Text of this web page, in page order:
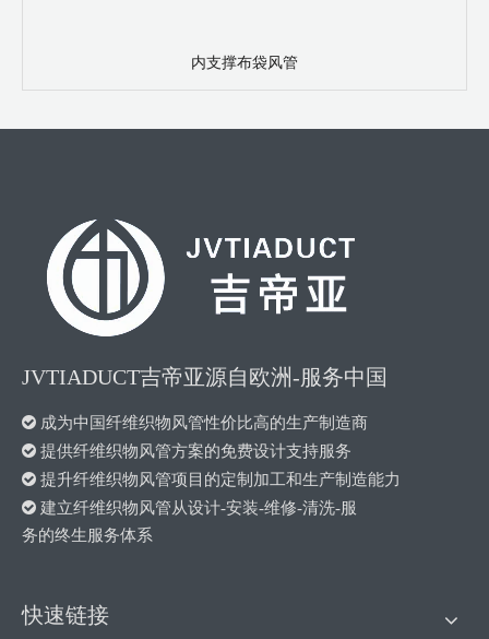
内支撑布袋风管
JVTIADUCT吉帝亚源自欧洲-服务中国
 成为中国纤维织物风管性价比高的生产制造商
 提供纤维织物风管方案的免费设计支持服务
 提升纤维织物风管项目的定制加工和生产制造能力
 建立纤维织物风管从设计-安装-维修-清洗-服
务的终生服务体系
快速链接